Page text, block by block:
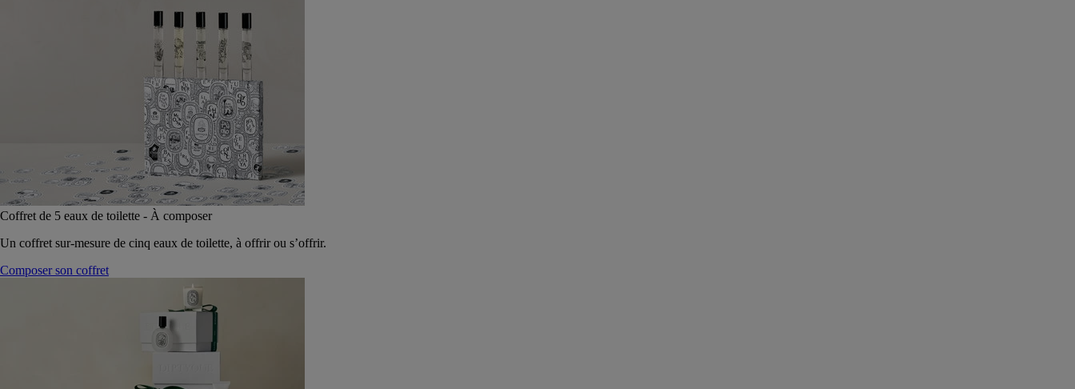
Coffret de 5 eaux de toilette - À composer
Un coffret sur-mesure de cinq eaux de toilette, à offrir ou s’offrir.
Composer son coffret